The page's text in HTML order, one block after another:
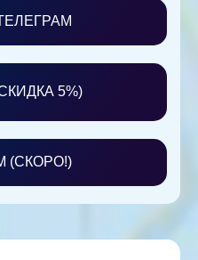
5%)
(СКОРО!)